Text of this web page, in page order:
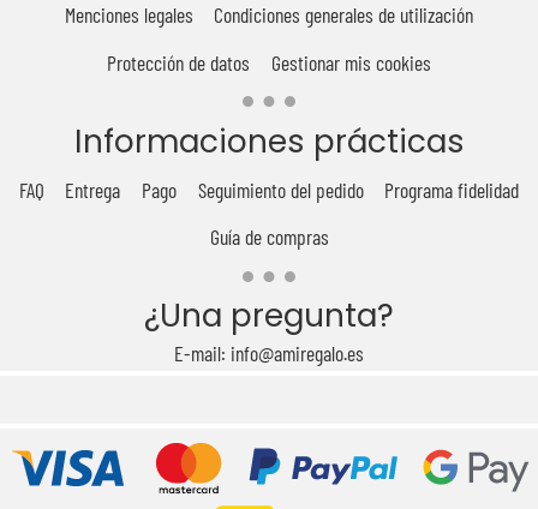
Menciones legales
Condiciones generales de utilización
Protección de datos
Gestionar mis cookies
Informaciones prácticas
FAQ Entrega Pago Seguimiento del pedido
Programa fidelidad
Guía de compras
¿Una pregunta?
E-mail: info@amiregalo.es